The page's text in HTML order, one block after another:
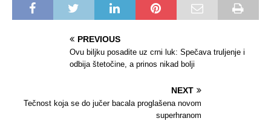
PREVIOUS
Ovu biljku posadite uz crni luk: Spečava truljenje i
odbija štetočine, a prinos nikad bolji
NEXT
Tečnost koja se do jučer bacala proglašena novom
superhranom